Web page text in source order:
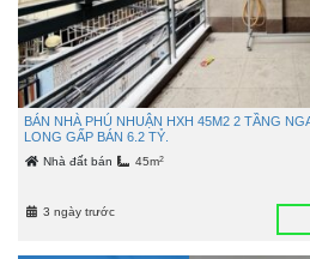
BÁN NHÀ PHÚ NHUẬN HXH 45M2 2 TẦNG
LONG GẤP BÁN 6.2 TỶ.
Nhà đất bán 45m2
3 ngày trước